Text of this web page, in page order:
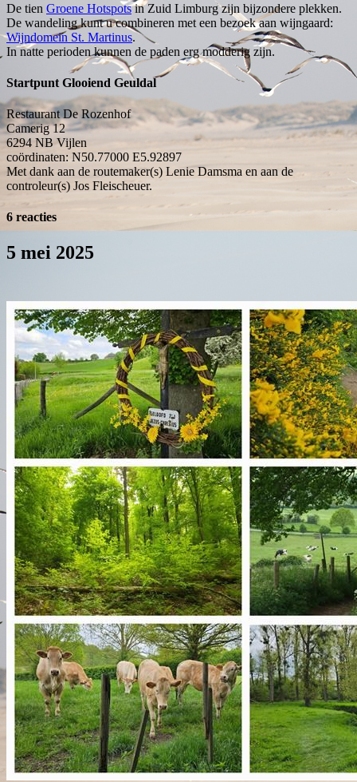
De tien Groene Hotspotsin Zuid Limburg zijn bijzondere plekken.
De wandeling kunt u combineren met een bezoek aan wijngaard:
Wijndomein St. Martinus.
In natte perioden kunnen de paden erg modderig zijn.
Startpunt Glooiend Geuldal
Restaurant De Rozenhof
Camerig 12
6294 NBVijlen
coördinaten: N50.77000 E5.92897
Met dank aan de routemaker(s) Lenie Damsma en aan de
controleur(s) Jos Fleischeuer.
6 reacties
5 mei 2025